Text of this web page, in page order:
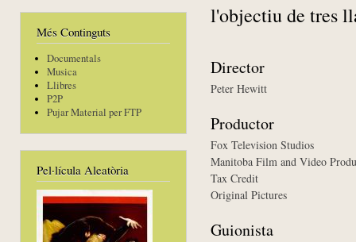
Més Continguts
Documentals
Musica
Llibres
P2P
Pujar Material per FTP
Pel·lícula Aleatòria
l'objectiu de tres
Director
Peter Hewitt
Productor
Fox Television Studios
Manitoba Film and Video
Tax Credit
Original Pictures
Guionista